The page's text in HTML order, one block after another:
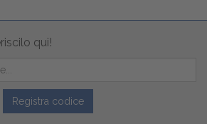
qui!
Registra codice